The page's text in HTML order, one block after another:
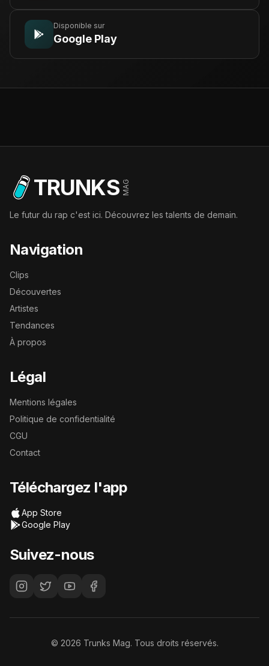
Disponible sur
Google Play
TRUNKS MAG
Le futur du rap c'est ici. Découvrez les talents de demain.
Navigation
Clips
Découvertes
Artistes
Tendances
À propos
Légal
Mentions légales
Politique de confidentialité
CGU
Contact
Téléchargez l'app
App Store
Google Play
Suivez-nous
© 2026 Trunks Mag. Tous droits réservés.